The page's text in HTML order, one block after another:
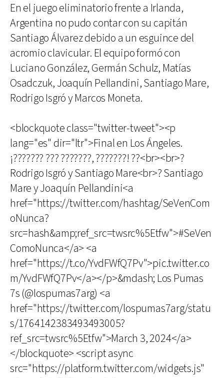
En el juego eliminatorio frente a Irlanda,
Argentina no pudo contar con su capitán
Santiago Álvarez debido a un esguince del
acromio clavicular. El equipo formó con
Luciano González, Germán Schulz, Matías
Osadczuk, Joaquín Pellandini, Santiago Mare,
Rodrigo Isgró y Marcos Moneta.
<blockquote class="twitter-tweet"><p
lang="es" dir="ltr">Final en Los Ángeles.
¡??????? ??? ???????, ???????! ??<br><br>?
Rodrigo Isgró y Santiago Mare<br>? Santiago
Mare y Joaquín Pellandini<a
href="https://twitter.com/hashtag/SeVenCom
oNunca?
src=hash&amp;ref_src=twsrc%5Etfw">#SeVen
ComoNunca</a> <a
href="https://t.co/YvdFWfQ7Pv">pic.twitter.co
m/YvdFWfQ7Pv</a></p>&mdash; Los Pumas
7s (@lospumas7arg) <a
href="https://twitter.com/lospumas7arg/statu
s/1764142383493493005?
ref_src=twsrc%5Etfw">March 3, 2024</a>
</blockquote> <script async
src="https://platform.twitter.com/widgets.js"